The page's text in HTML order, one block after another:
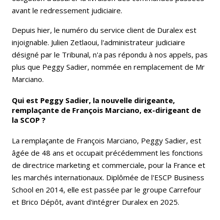
avant le redressement judiciaire.
Depuis hier, le numéro du service client de Duralex est
injoignable. Julien Zetlaoui, l'administrateur judiciaire
désigné par le Tribunal, n'a pas répondu à nos appels, pas
plus que Peggy Sadier, nommée en remplacement de Mr
Marciano.
Qui est Peggy Sadier, la nouvelle dirigeante,
remplaçante de François Marciano, ex-dirigeant de
la SCOP ?
La remplaçante de François Marciano, Peggy Sadier, est
âgée de 48 ans et occupait précédemment les fonctions
de directrice marketing et commerciale, pour la France et
les marchés internationaux. Diplômée de l'ESCP Business
School en 2014, elle est passée par le groupe Carrefour
et Brico Dépôt, avant d'intégrer Duralex en 2025.